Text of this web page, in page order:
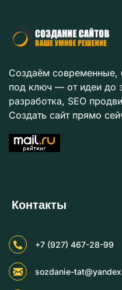
Создаём современные,
под ключ — от идеи до
разработка, SEO
Создать сайт прямо
Контакты
+7 (927) 467-28-99
sozdanie-